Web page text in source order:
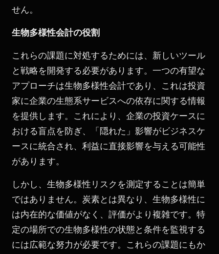
せん。
生物多様性会計の役割
これらの課題に対処するためには、新しいツール
と戦略を開発する必要があります。一つの有望な
アプローチは生物多様性会計であり、これは投資
家に企業の生態系サービスへの依存に関する情報
を提供します。これにより、企業の投資ケースに
おける盲点を防ぎ、「隠れた」影響がビジネスケ
ースに統合され、利益に直接影響を与える可能性
があります。
しかし、生物多様性リスクを測定することは簡単
ではありません。炭素とは異なり、生物多様性に
は内在的な価値がなく、評価がより複雑です。特
定の場所での生物多様性の状態と条件を監視する
には広範な努力が必要です。これらの課題にもか